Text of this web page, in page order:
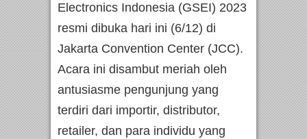
Electronics Indonesia (GSEI) 2023
resmi dibuka hari ini (6/12) di
Jakarta Convention Center (JCC).
Acara ini disambut meriah oleh
antusiasme pengunjung yang
terdiri dari importir, distributor,
retailer, dan para individu yang